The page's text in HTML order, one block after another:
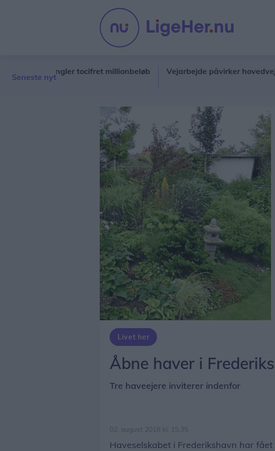
Seneste nyt
mangler tocifret millionbeløb Vejarbejde påvirker hovedvej i flere
2 af 2
Forrige
Livet her
Åbne haver i
Tre haveejere inviterer indenfor
02. august 2018 kl. 15.35
Haveselskabet i Frederikshavn har